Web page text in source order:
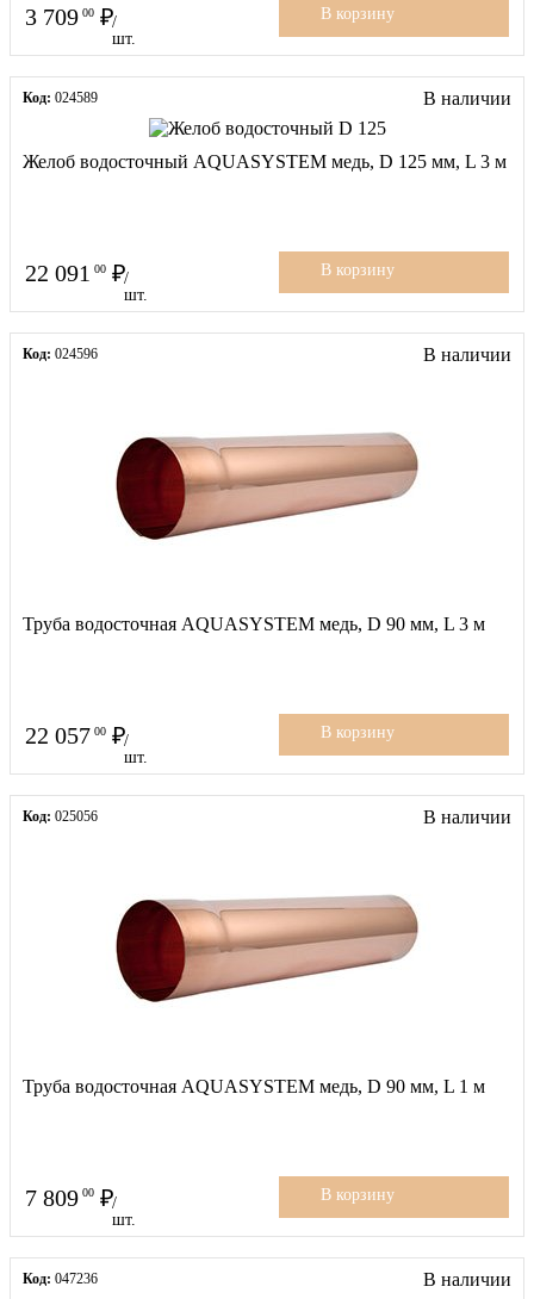
3 709 00
/
шт.
В корзину
Код: 024589 В наличии
Желоб водосточный AQUASYSTEM медь, D 125 мм, L 3 м
22 091 00
/
шт.
В корзину
Код: 024596 В наличии
Труба водосточная AQUASYSTEM медь, D 90 мм, L 3 м
22 057 00
/
шт.
В корзину
Код: 025056 В наличии
Труба водосточная AQUASYSTEM медь, D 90 мм, L 1 м
7 809 00
/
шт.
В корзину
Код: 047236 В наличии